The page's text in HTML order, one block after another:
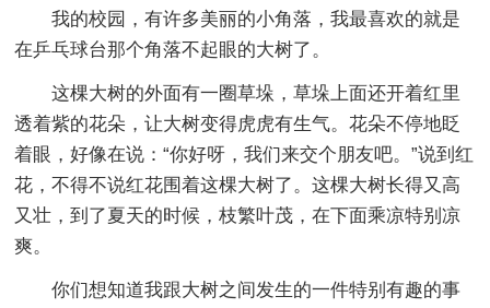
我的校园，有许多美丽的小角落，我最喜欢的就是
在乒乓球台那个角落不起眼的大树了。
这棵大树的外面有一圈草垛，草垛上面还开着红里
透着紫的花朵，让大树变得虎虎有生气。花朵不停地眨
着眼，好像在说：“你好呀，我们来交个朋友吧。”说到红
花，不得不说红花围着这棵大树了。这棵大树长得又高
又壮，到了夏天的时候，枝繁叶茂，在下面乘凉特别凉
爽。
你们想知道我跟大树之间发生的一件特别有趣的事